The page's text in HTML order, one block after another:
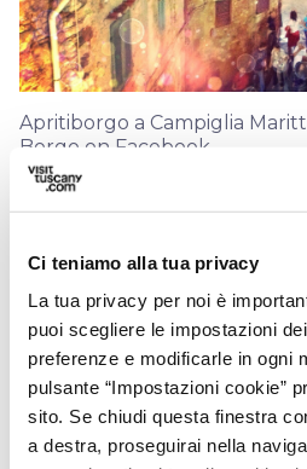
Ci teniamo alla tua privacy
La tua privacy per noi è
puoi scegliere le impostazioni
preferenze e modificarle in ogni
pulsante “Impostazioni cookie”
sito. Se chiudi questa finestra
a destra, proseguirai nella
Apritiborgo a Campiglia
Borgo on Facebook
Marittima, borgo
Etruschi, il mese di
alla manifestazione
del teatro e delle arti di
spettacoli disseminati in
La manifestazione unisce